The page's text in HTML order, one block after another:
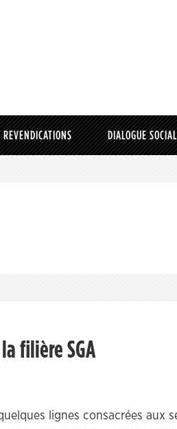
REVENDICATIONS DIALOGUE SOCIAL
filière SGA
lignes consacrées aux